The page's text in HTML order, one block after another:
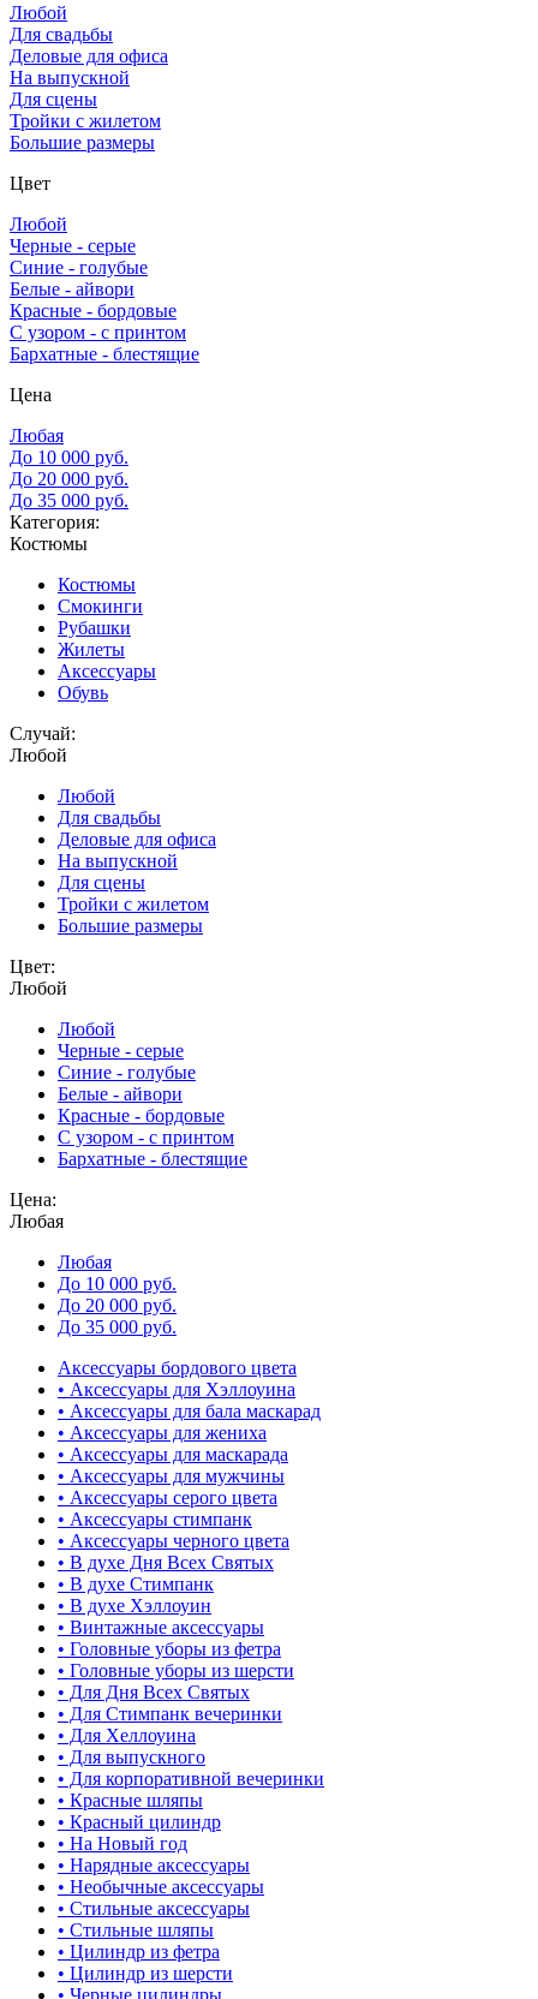
Любой
Для свадьбы
Деловые для офиса
На выпускной
Для сцены
Тройки с жилетом
Большие размеры
Цвет
Любой
Черные - серые
Синие - голубые
Белые - айвори
Красные - бордовые
С узором - с принтом
Бархатные - блестящие
Цена
Любая
До 10 000 руб.
До 20 000 руб.
До 35 000 руб.
Категория:
Костюмы
Костюмы
Смокинги
Рубашки
Жилеты
Аксессуары
Обувь
Случай:
Любой
Любой
Для свадьбы
Деловые для офиса
На выпускной
Для сцены
Тройки с жилетом
Большие размеры
Цвет:
Любой
Любой
Черные - серые
Синие - голубые
Белые - айвори
Красные - бордовые
С узором - с принтом
Бархатные - блестящие
Цена:
Любая
Любая
До 10 000 руб.
До 20 000 руб.
До 35 000 руб.
Аксессуары бордового цвета
• Аксессуары для Хэллоуина
• Аксессуары для бала маскарад
• Аксессуары для жениха
• Аксессуары для маскарада
• Аксессуары для мужчины
• Аксессуары серого цвета
• Аксессуары стимпанк
• Аксессуары черного цвета
• В духе Дня Всех Святых
• В духе Стимпанк
• В духе Хэллоуин
• Винтажные аксессуары
• Головные уборы из фетра
• Головные уборы из шерсти
• Для Дня Всех Святых
• Для Стимпанк вечеринки
• Для Хеллоуина
• Для выпускного
• Для корпоративной вечеринки
• Красные шляпы
• Красный цилиндр
• На Новый год
• Нарядные аксессуары
• Необычные аксессуары
• Стильные аксессуары
• Стильные шляпы
• Цилиндр из фетра
• Цилиндр из шерсти
• Черные цилиндры